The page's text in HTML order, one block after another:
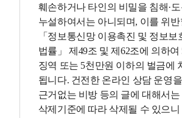
훼손하거나 타인의 비밀을 침해·
누설하여서는 아니되며, 이를 위반
「정보통신망 이용촉진 및 정보보
법률」 제49조 및 제62조에 의하여
징역 또는 5천만원 이하의 벌금에
됩니다. 건전한 온라인 상담 운영
근거없는 비방 등의 글에 대해서
삭제기준에 따라 삭제될 수 있으니